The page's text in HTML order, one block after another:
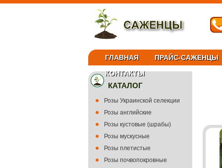
ГЛАВНАЯ
ПРАЙС-САЖЕНЦЫ
КОНТАКТЫ
КАТАЛОГ
Розы Украинской селекции
Розы английские
Розы кустовые (шрабы)
Розы мускусные
Розы плетистые
Розы почвопокровные